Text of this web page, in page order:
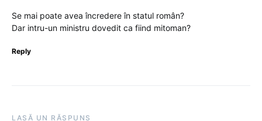
Se mai poate avea încredere în statul român?
Dar intru-un ministru dovedit ca fiind mitoman?
Reply
LASĂ UN RĂSPUNS